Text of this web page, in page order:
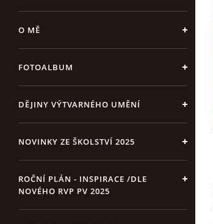
O MĚ
FOTOALBUM
DĚJINY VÝTVARNÉHO UMĚNÍ
NOVINKY ZE ŠKOLSTVÍ 2025
ROČNÍ PLÁN - INSPIRACE /DLE
NOVÉHO RVP PV 2025